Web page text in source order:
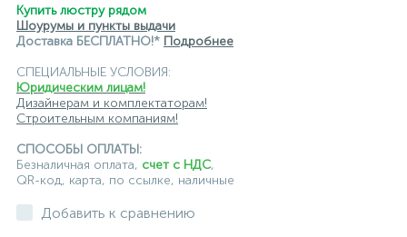
Купить люстру рядом
Шоурумы и пункты выдачи
Доставка БЕСПЛАТНО!* Подробнее
СПЕЦИАЛЬНЫЕ УСЛОВИЯ:
Юридическим лицам!
Дизайнерам и комплектаторам!
Строительным компаниям!
СПОСОБЫ ОПЛАТЫ:
Безналичная оплата, счет с НДС,
QR-код, карта, по ссылке, наличные
Добавить к сравнению